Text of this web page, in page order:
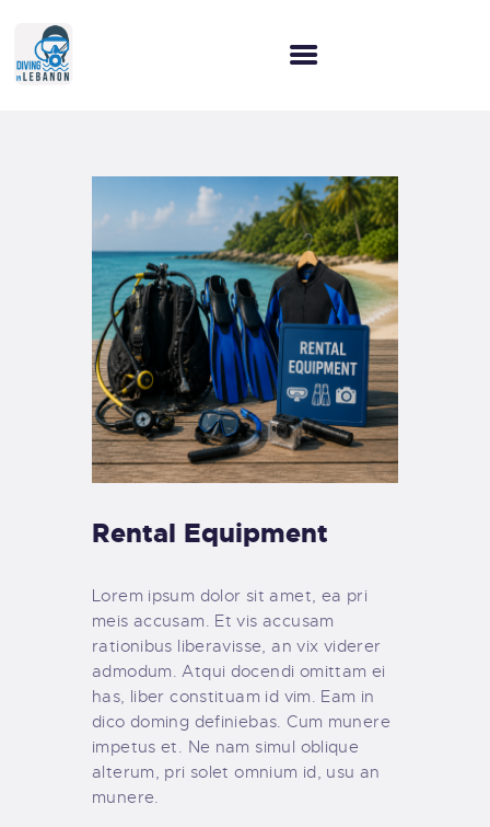
WHY CHOOSE US?
OUR SERVICES
OUR COURSES
LET’S CONNECT!
BLOG
Rental Equipment
Lorem ipsum dolor sit amet, ea pri
meis accusam. Et vis accusam
rationibus liberavisse, an vix viderer
admodum. Atqui docendi omittam ei
has, liber constituam id vim. Eam in
dico doming definiebas. Cum munere
impetus et. Ne nam simul oblique
alterum, pri solet omnium id, usu an
munere.